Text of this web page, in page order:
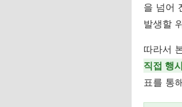
을 넘어
발생할
따라서
직접 행
표를 통